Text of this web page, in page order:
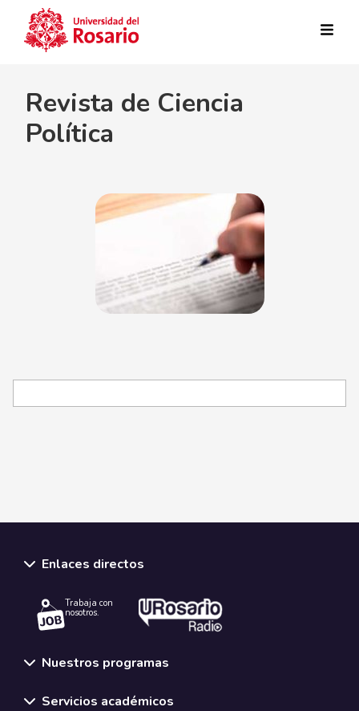
Revista de Ciencia
Política
Enlaces directos
Trabaja con
nosotros.
Nuestros programas
Servicios académicos